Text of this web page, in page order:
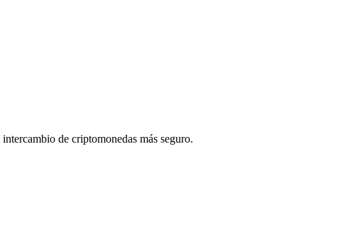
de criptomonedas más seguro.